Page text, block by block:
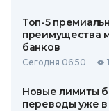
Топ-5
преимущества
банков
Сегодня 06:50
Новые лимиты
переводы уже в